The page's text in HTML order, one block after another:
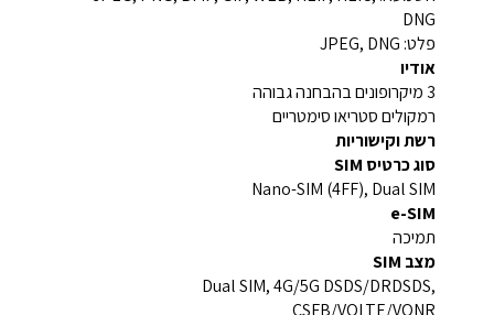
DNG
פלט: JPEG, DNG
אודיו
3 מיקרופונים בהבחנה גבוהה
רמקולים סטריאו סימטריים
רשת וקישוריות
סוג כרטיס SIM
Nano-SIM (4FF), Dual SIM
e-SIM
תמיכה
מצב SIM
Dual SIM, 4G/5G DSDS/DRDSDS,